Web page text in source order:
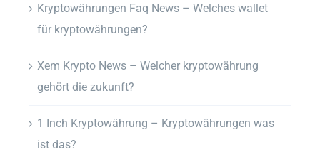
Kryptowährungen Faq News – Welches wallet
für kryptowährungen?
Xem Krypto News – Welcher kryptowährung
gehört die zukunft?
1 Inch Kryptowährung – Kryptowährungen was
ist das?